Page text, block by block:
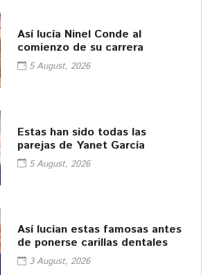
Así lucía Ninel Conde al
comienzo de su carrera
5 August, 2026
Estas han sido todas las
parejas de Yanet García
5 August, 2026
Así lucían estas famosas antes
de ponerse carillas dentales
3 August, 2026